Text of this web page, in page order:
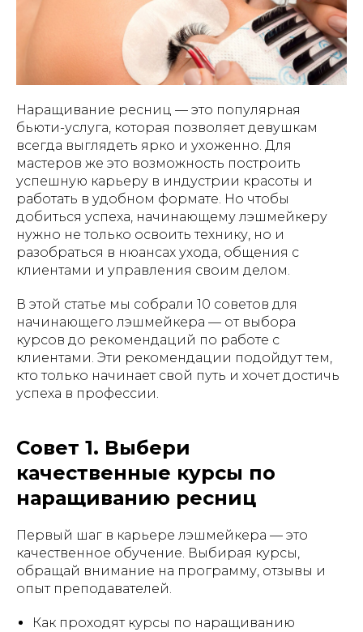
Наращивание ресниц — это популярная
бьюти-услуга, которая позволяет девушкам
всегда выглядеть ярко и ухоженно. Для
мастеров же это возможность построить
успешную карьеру в индустрии красоты и
работать в удобном формате. Но чтобы
добиться успеха, начинающему лэшмейкеру
нужно не только освоить технику, но и
разобраться в нюансах ухода, общения с
клиентами и управления своим делом.
В этой статье мы собрали 10 советов для
начинающего лэшмейкера — от выбора
курсов до рекомендаций по работе с
клиентами. Эти рекомендации подойдут тем,
кто только начинает свой путь и хочет достичь
успеха в профессии.
Совет 1. Выбери
качественные курсы по
наращиванию ресниц
Первый шаг в карьере лэшмейкера — это
качественное обучение. Выбирая курсы,
обращай внимание на программу, отзывы и
опыт преподавателей.
Как проходят курсы по наращиванию